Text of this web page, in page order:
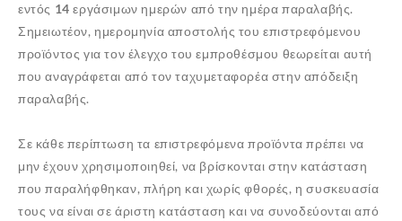
εντός 14 εργάσιμων ημερών από την ημέρα παραλαβής.
Σημειωτέον, ημερομηνία αποστολής του επιστρεφόμενου
προϊόντος για τον έλεγχο του εμπροθέσμου θεωρείται αυτή
που αναγράφεται από τον ταχυμεταφορέα στην απόδειξη
παραλαβής.
Σε κάθε περίπτωση τα επιστρεφόμενα προϊόντα πρέπει να
μην έχουν χρησιμοποιηθεί, να βρίσκονται στην κατάσταση
που παραλήφθηκαν, πλήρη και χωρίς φθορές, η συσκευασία
τους να είναι σε άριστη κατάσταση και να συνοδεύονται από